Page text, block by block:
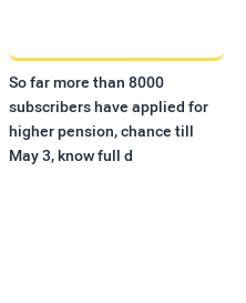
So far more than 8000
subscribers have applied for
higher pension, chance till
May 3, know full d